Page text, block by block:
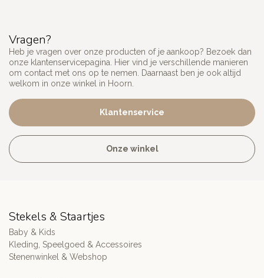
Vragen?
Heb je vragen over onze producten of je aankoop? Bezoek dan
onze klantenservicepagina. Hier vind je verschillende manieren
om contact met ons op te nemen. Daarnaast ben je ook altijd
welkom in onze winkel in Hoorn.
Klantenservice
Onze winkel
Stekels & Staartjes
Baby & Kids
Kleding, Speelgoed & Accessoires
Stenenwinkel & Webshop